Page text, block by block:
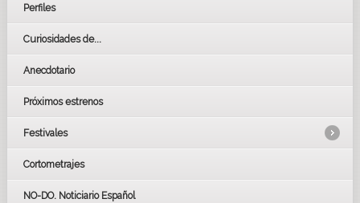
Perfiles
Curiosidades de...
Anecdotario
Próximos estrenos
Festivales
LOS OSCARS
GOYAS
Cortometrajes
NO-DO. Noticiario Español